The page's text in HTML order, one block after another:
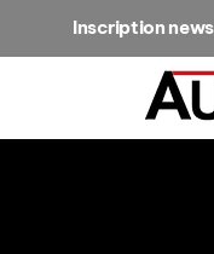
Inscription